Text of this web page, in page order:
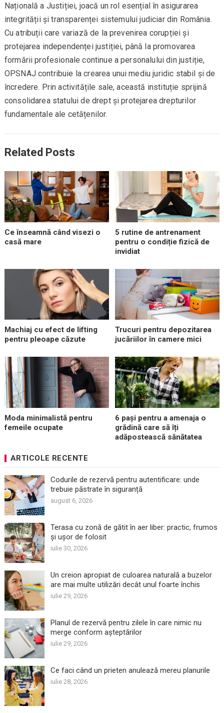
Națională a Justiției, joacă un rol esențial în asigurarea
integrității și transparenței sistemului judiciar din România.
Cu atribuții care variază de la prevenirea corupției și
protejarea independenței justiției, până la promovarea
formării profesionale continue a personalului din justiție,
OPSNAJ contribuie la crearea unui mediu juridic stabil și de
încredere. Prin activitățile sale, această instituție sprijină
consolidarea statului de drept și protejarea drepturilor
fundamentale ale cetățenilor.
Related Posts
Ce înseamnă când visezi o
casă mare
5 rutine de antrenament
pentru o condiție fizică de
invidiat
Machiaj cu efect de lifting
pentru pleoape căzute
Trucuri pentru depozitarea
jucăriilor în camere mici
Moda minimalistă pentru
femeile ocupate
6 pași pentru a amenaja o
grădină care să îți
adăpostească sănătatea
ARTICOLE RECENTE
Codurile de rezervă pentru autentificare: unde
trebuie păstrate în siguranță
august 6, 2026
Terasa cu zonă de gătit în aer liber: practic, frumos
și ușor de folosit
iulie 30, 2026
Un creion apropiat de culoarea naturală a buzelor
are mai multe utilizări decât unul foarte închis
iulie 29, 2026
Planul de rezervă pentru zilele în care nimic nu
merge conform așteptărilor
iulie 29, 2026
Ce faci când un prieten anulează mereu planurile
iulie 28, 2026